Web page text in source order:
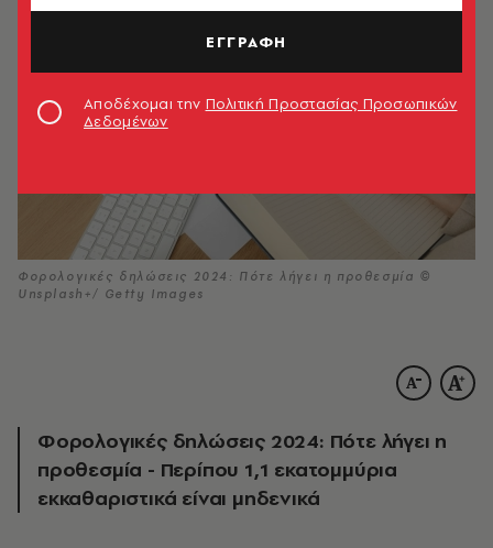
Φορολογικές δηλώσεις 2024: Πότε λήγει η προθεσμία ©
Unsplash+/ Getty Images
Φορολογικές δηλώσεις 2024: Πότε λήγει η
προθεσμία - Περίπου 1,1 εκατομμύρια
εκκαθαριστικά είναι μηδενικά
ΕΓΓΡΑΦΗ
Αποδέχομαι την Πολιτική Προστασίας Προσωπικών
Δεδομένων